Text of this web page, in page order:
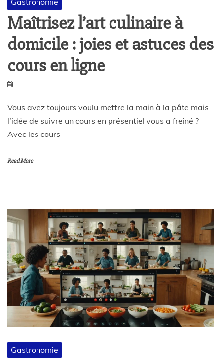
Maîtrisez l’art culinaire à
domicile : joies et astuces des
cours en ligne
Vous avez toujours voulu mettre la main à la pâte mais
l’idée de suivre un cours en présentiel vous a freiné ?
Avec les cours
Read More
Gastronomie